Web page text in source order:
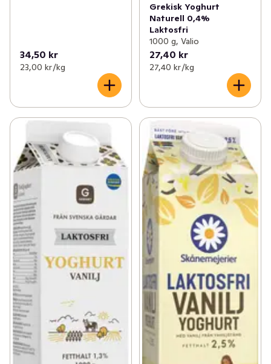
34,50 kr
23,00 kr /kg
Grekisk Yoghurt
Naturell 0,4%
Laktosfri
1000 g, Valio
27,40 kr
27,40 kr /kg